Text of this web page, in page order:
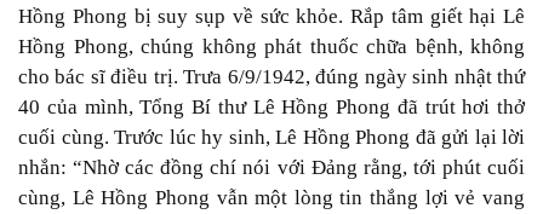
Hồng Phong bị suy sụp về sức khỏe. Rắp tâm giết hại Lê
Hồng Phong, chúng không phát thuốc chữa bệnh, không
cho bác sĩ điều trị. Trưa 6/9/1942, đúng ngày sinh nhật thứ
40 của mình, Tổng Bí thư Lê Hồng Phong đã trút hơi thở
cuối cùng. Trước lúc hy sinh, Lê Hồng Phong đã gửi lại lời
nhắn: “Nhờ các đồng chí nói với Đảng rằng, tới phút cuối
cùng, Lê Hồng Phong vẫn một lòng tin thắng lợi vẻ vang